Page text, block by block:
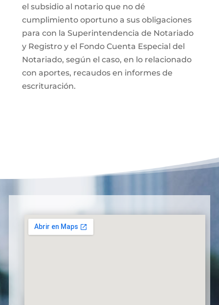
el subsidio al notario que no dé
cumplimiento oportuno a sus obligaciones
para con la Superintendencia de Notariado
y Registro y el Fondo Cuenta Especial del
Notariado, según el caso, en lo relacionado
con aportes, recaudos en informes de
escrituración.